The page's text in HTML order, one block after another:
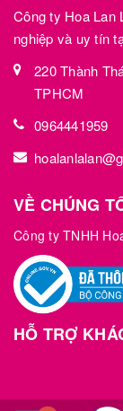
Công ty Hoa Lan
nghiệp và uy tín
220 Thành
TPHCM
0964441959
VỀ CHÚNG
Công ty TNHH
HỖ TRỢ